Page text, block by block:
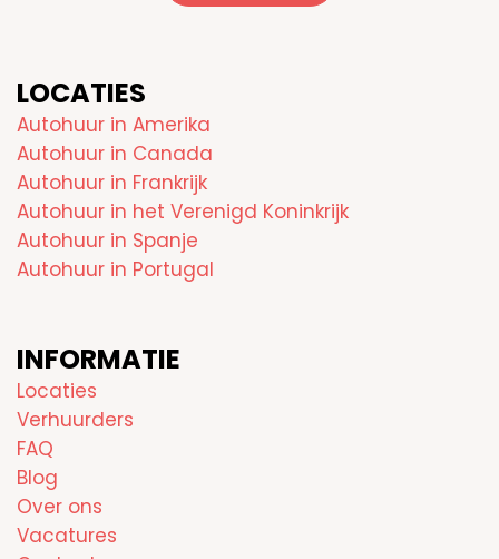
LOCATIES
Autohuur in Amerika
Autohuur in Canada
Autohuur in Frankrijk
Autohuur in het Verenigd Koninkrijk
Autohuur in Spanje
Autohuur in Portugal
INFORMATIE
Locaties
Verhuurders
FAQ
Blog
Over ons
Vacatures